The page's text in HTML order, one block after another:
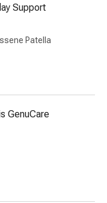
Support
Patella
GenuCare